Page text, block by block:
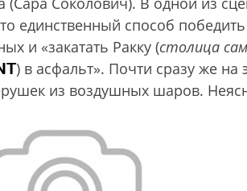
единственный способ
и «закатать Ракку (столица
) в асфальт». Почти сразу же на
из воздушных шаров.